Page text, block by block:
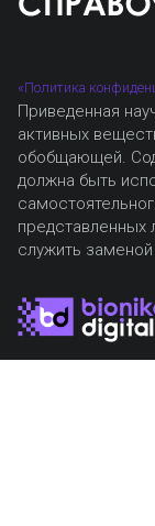
«Политика
Приведенная
активных
обобщающей.
должна быть
представленных
служить заменой